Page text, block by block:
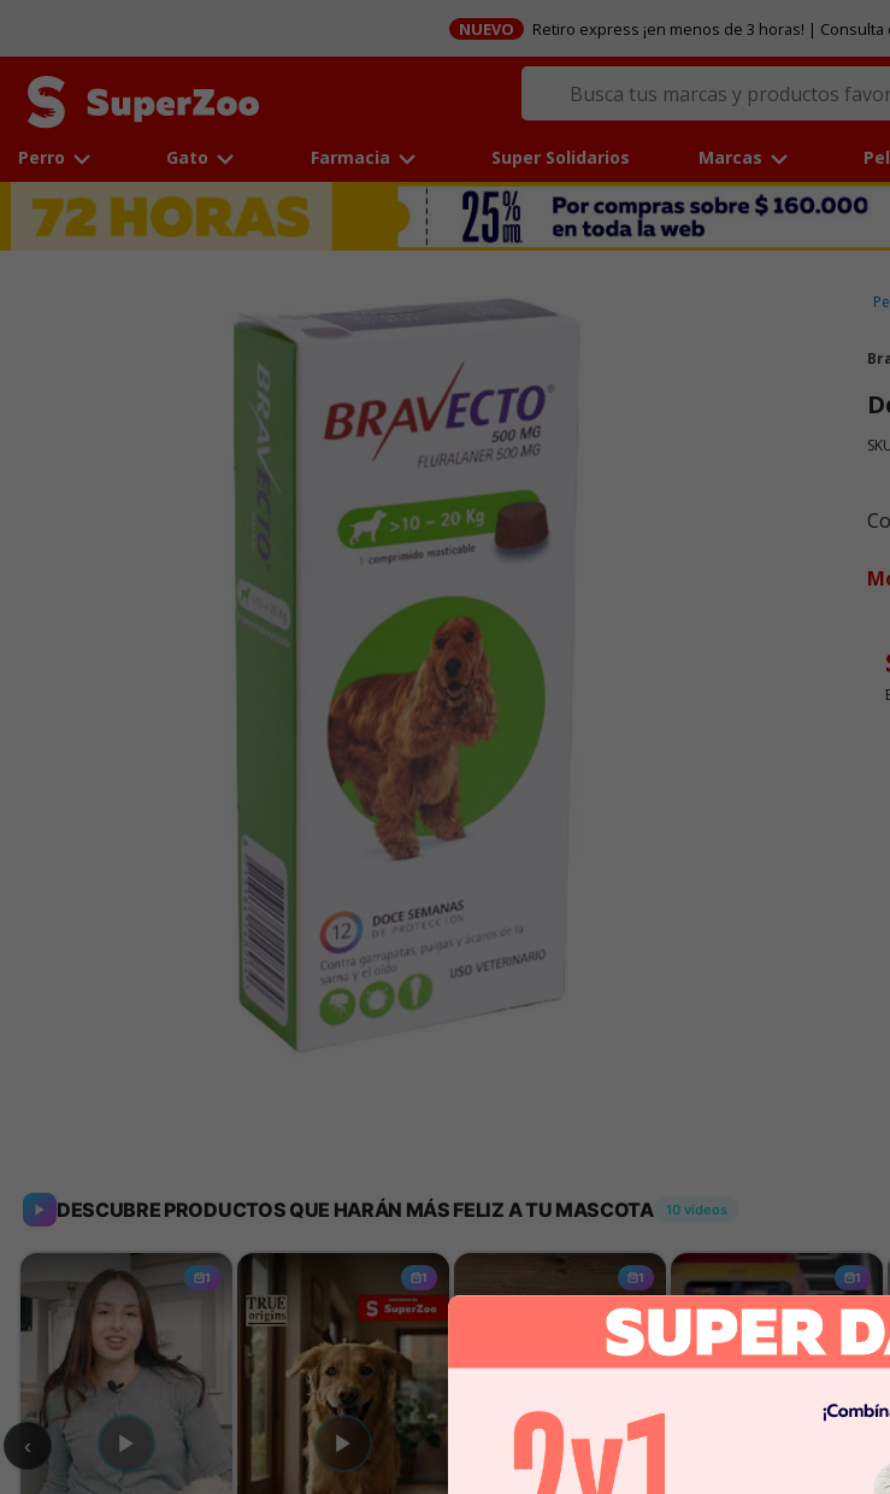
NUEVO Retiro express ¡en menos de 3 horas! |
Perro Gato Farmacia Super Solidarios Marcas